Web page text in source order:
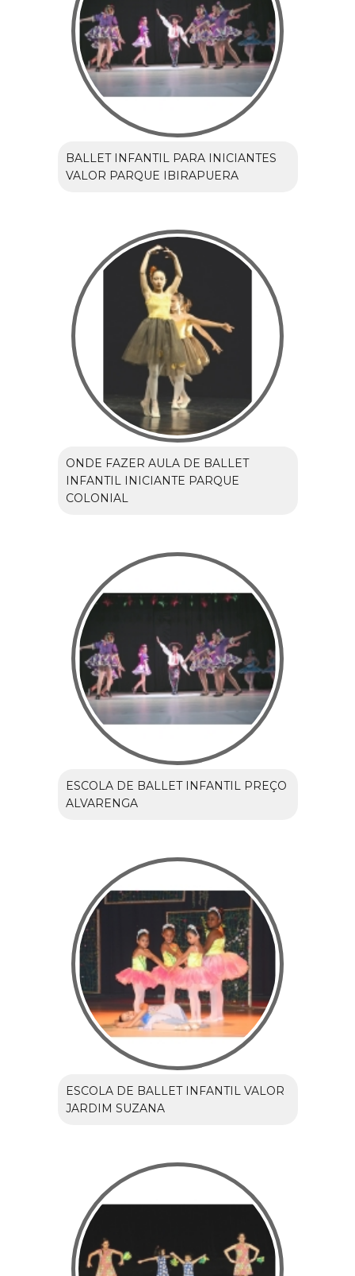
BALLET INFANTIL PARA INICIANTES
VALOR PARQUE IBIRAPUERA
ONDE FAZER AULA DE BALLET
INFANTIL INICIANTE PARQUE
COLONIAL
ESCOLA DE BALLET INFANTIL PREÇO
ALVARENGA
ESCOLA DE BALLET INFANTIL VALOR
JARDIM SUZANA